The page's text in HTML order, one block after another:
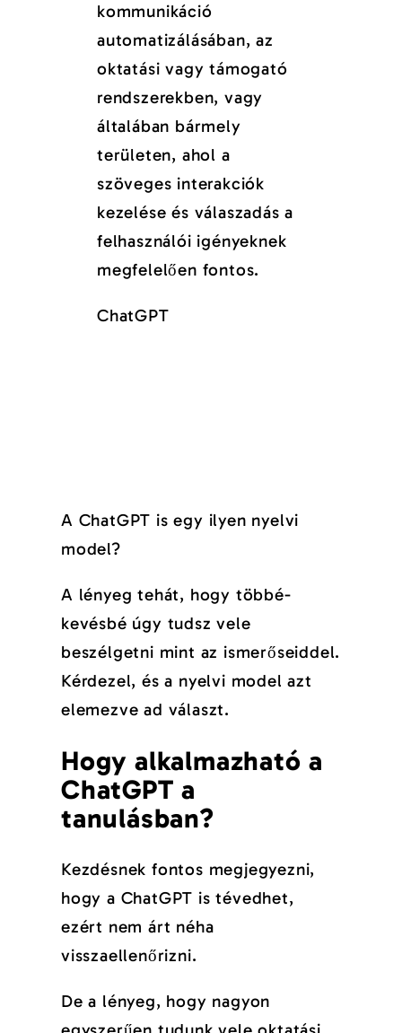
kommunikáció
automatizálásában, az
oktatási vagy támogató
rendszerekben, vagy
általában bármely
területen, ahol a
szöveges interakciók
kezelése és válaszadás a
felhasználói igényeknek
megfelelően fontos.
ChatGPT
A ChatGPT is egy ilyen nyelvi
model?
A lényeg tehát, hogy többé-
kevésbé úgy tudsz vele
beszélgetni mint az ismerőseiddel.
Kérdezel, és a nyelvi model azt
elemezve ad választ.
Hogy alkalmazható a
ChatGPT a
tanulásban?
Kezdésnek fontos megjegyezni,
hogy a ChatGPT is tévedhet,
ezért nem árt néha
visszaellenőrizni.
De a lényeg, hogy nagyon